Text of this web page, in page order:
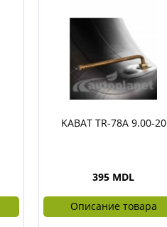
KABAT TR-78A 9.00-20
395 MDL
Описание товара